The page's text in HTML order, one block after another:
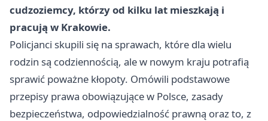
cudzoziemcy, którzy od kilku lat mieszkają i
pracują w Krakowie.
Policjanci skupili się na sprawach, które dla wielu
rodzin są codziennością, ale w nowym kraju potrafią
sprawić poważne kłopoty. Omówili podstawowe
przepisy prawa obowiązujące w Polsce, zasady
bezpieczeństwa, odpowiedzialność prawną oraz to, z